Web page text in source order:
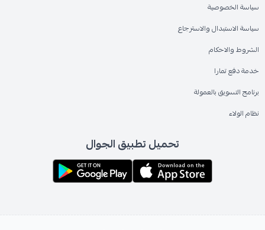
سياسة الخصوصية
سياسة الاستبدال والاسترجاع
الشروط والاحكام
خدمة دفع تمارا
برنامج التسويق بالعمولة
نظام الولاء
تحميل تطبيق الجوال